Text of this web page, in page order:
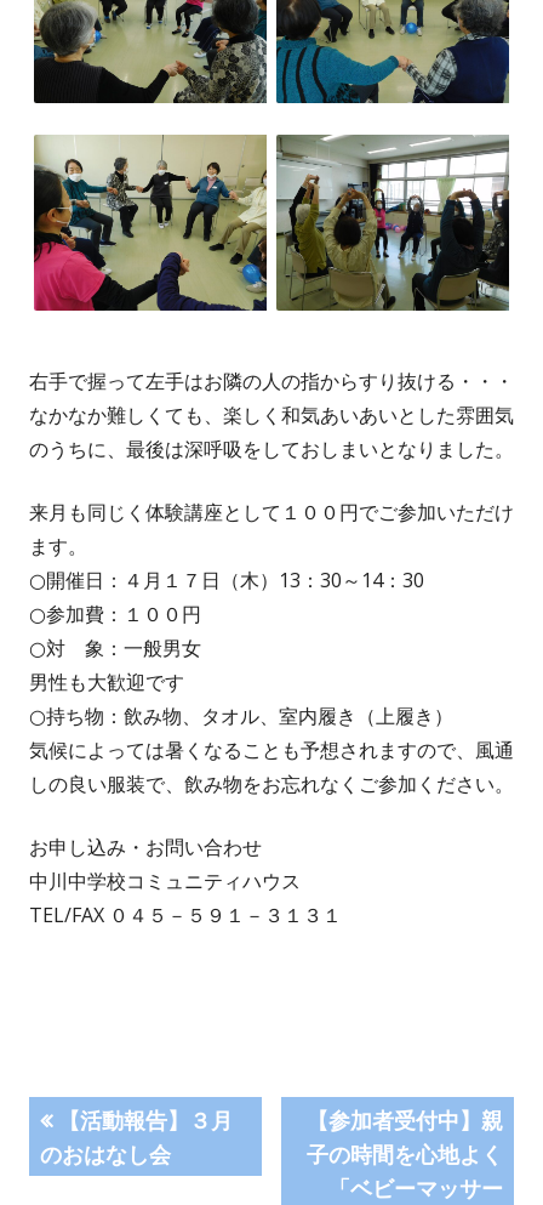
右手で握って左手はお隣の人の指からすり抜ける・・・
なかなか難しくても、楽しく和気あいあいとした雰囲気
のうちに、最後は深呼吸をしておしまいとなりました。
来月も同じく体験講座として１００円でご参加いただけ
ます。
○開催日：４月１７日（木）13：30～14：30
○参加費：１００円
○対 象：一般男女
男性も大歓迎です
○持ち物：飲み物、タオル、室内履き（上履き）
気候によっては暑くなることも予想されますので、風通
しの良い服装で、飲み物をお忘れなくご参加ください。
お申し込み・お問い合わせ
中川中学校コミュニティハウス
TEL/FAX ０４５－５９１－３１３１
投
稿
前
の
【活動報告】３月
のおはなし会
次
の
【参加者受付中】親
子の時間を心地よく
「ベビーマッサー